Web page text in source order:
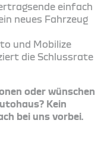
einfach
neues Fahrzeug
und Mobilize
die Schlussrate
oder wünschen
Kein
bei uns vorbei.